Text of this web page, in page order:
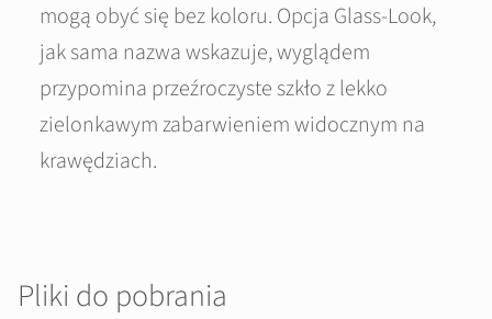
mogą obyć się bez koloru. Opcja Glass-Look,
jak sama nazwa wskazuje, wyglądem
przypomina przeźroczyste szkło z lekko
zielonkawym zabarwieniem widocznym na
krawędziach.
Pliki do pobrania